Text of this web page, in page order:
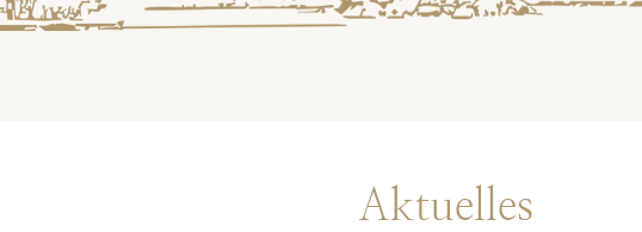
Aktuelles